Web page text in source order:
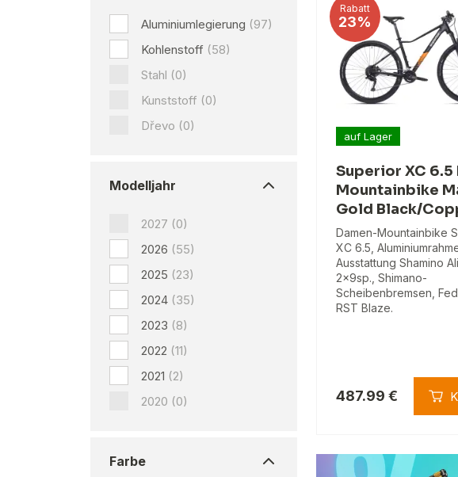
Aluminiumlegierung (97)
Kohlenstoff (58)
Stahl (0)
Kunststoff (0)
Dřevo (0)
Modelljahr
2027 (0)
2026 (55)
2025 (23)
2024 (35)
2023 (8)
2022 (11)
2021 (2)
2020 (0)
Farbe
Rabatt
23%
auf Lager
Superior XC 6.5
Mountainbike
Gold Black/
Damen-Mountainbike
XC 6.5,
Ausstattung Shamino
2x9sp., Shimano-
Scheibenbremsen,
RST Blaze.
487.99 €